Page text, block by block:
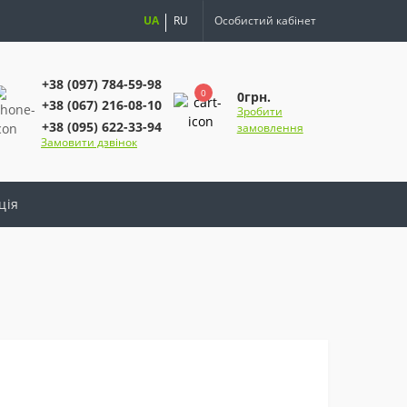
UA RU Особистий кабінет
+38 (097) 784-59-98
+38 (067) 216-08-10
+38 (095) 622-33-94
Замовити дзвінок
0 0грн.
Зробити
замовлення